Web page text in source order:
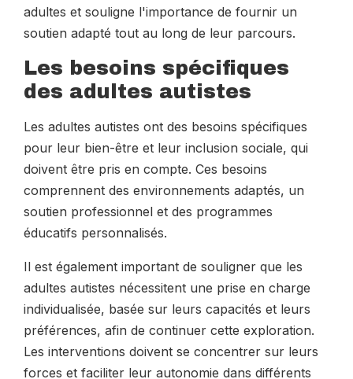
adultes et souligne l'importance de fournir un
soutien adapté tout au long de leur parcours.
Les besoins spécifiques
des adultes autistes
Les adultes autistes ont des besoins spécifiques
pour leur bien-être et leur inclusion sociale, qui
doivent être pris en compte. Ces besoins
comprennent des environnements adaptés, un
soutien professionnel et des programmes
éducatifs personnalisés.
Il est également important de souligner que les
adultes autistes nécessitent une prise en charge
individualisée, basée sur leurs capacités et leurs
préférences, afin de continuer cette exploration.
Les interventions doivent se concentrer sur leurs
forces et faciliter leur autonomie dans différents